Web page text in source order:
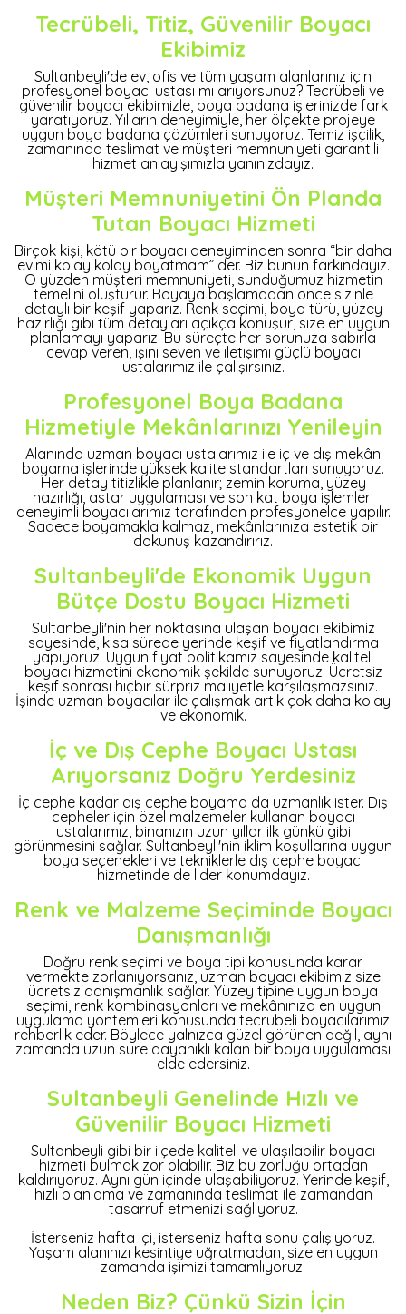
Tecrübeli, Titiz, Güvenilir Boyacı
Ekibimiz
Sultanbeyli'de ev, ofis ve tüm yaşam alanlarınız için
profesyonel boyacı ustası mı arıyorsunuz? Tecrübeli ve
güvenilir boyacı ekibimizle, boya badana işlerinizde fark
yaratıyoruz. Yılların deneyimiyle, her ölçekte projeye
uygun boya badana çözümleri sunuyoruz. Temiz işçilik,
zamanında teslimat ve müşteri memnuniyeti garantili
hizmet anlayışımızla yanınızdayız.
Müşteri Memnuniyetini Ön Planda
Tutan Boyacı Hizmeti
Birçok kişi, kötü bir boyacı deneyiminden sonra “bir daha
evimi kolay kolay boyatmam” der. Biz bunun farkındayız.
O yüzden müşteri memnuniyeti, sunduğumuz hizmetin
temelini oluşturur. Boyaya başlamadan önce sizinle
detaylı bir keşif yaparız. Renk seçimi, boya türü, yüzey
hazırlığı gibi tüm detayları açıkça konuşur, size en uygun
planlamayı yaparız. Bu süreçte her sorunuza sabırla
cevap veren, işini seven ve iletişimi güçlü boyacı
ustalarımız ile çalışırsınız.
Profesyonel Boya Badana
Hizmetiyle Mekânlarınızı Yenileyin
Alanında uzman boyacı ustalarımız ile iç ve dış mekân
boyama işlerinde yüksek kalite standartları sunuyoruz.
Her detay titizlikle planlanır; zemin koruma, yüzey
hazırlığı, astar uygulaması ve son kat boya işlemleri
deneyimli boyacılarımız tarafından profesyonelce yapılır.
Sadece boyamakla kalmaz, mekânlarınıza estetik bir
dokunuş kazandırırız.
Sultanbeyli'de Ekonomik Uygun
Bütçe Dostu Boyacı Hizmeti
Sultanbeyli'nin her noktasına ulaşan boyacı ekibimiz
sayesinde, kısa sürede yerinde keşif ve fiyatlandırma
yapıyoruz. Uygun fiyat politikamız sayesinde kaliteli
boyacı hizmetini ekonomik şekilde sunuyoruz. Ücretsiz
keşif sonrası hiçbir sürpriz maliyetle karşılaşmazsınız.
İşinde uzman boyacılar ile çalışmak artık çok daha kolay
ve ekonomik.
İç ve Dış Cephe Boyacı Ustası
Arıyorsanız Doğru Yerdesiniz
İç cephe kadar dış cephe boyama da uzmanlık ister. Dış
cepheler için özel malzemeler kullanan boyacı
ustalarımız, binanızın uzun yıllar ilk günkü gibi
görünmesini sağlar. Sultanbeyli'nin iklim koşullarına uygun
boya seçenekleri ve tekniklerle dış cephe boyacı
hizmetinde de lider konumdayız.
Renk ve Malzeme Seçiminde Boyacı
Danışmanlığı
Doğru renk seçimi ve boya tipi konusunda karar
vermekte zorlanıyorsanız, uzman boyacı ekibimiz size
ücretsiz danışmanlık sağlar. Yüzey tipine uygun boya
seçimi, renk kombinasyonları ve mekânınıza en uygun
uygulama yöntemleri konusunda tecrübeli boyacılarımız
rehberlik eder. Böylece yalnızca güzel görünen değil, aynı
zamanda uzun süre dayanıklı kalan bir boya uygulaması
elde edersiniz.
Sultanbeyli Genelinde Hızlı ve
Güvenilir Boyacı Hizmeti
Sultanbeyli gibi bir ilçede kaliteli ve ulaşılabilir boyacı
hizmeti bulmak zor olabilir. Biz bu zorluğu ortadan
kaldırıyoruz. Aynı gün içinde ulaşabiliyoruz. Yerinde keşif,
hızlı planlama ve zamanında teslimat ile zamandan
tasarruf etmenizi sağlıyoruz.
İsterseniz hafta içi, isterseniz hafta sonu çalışıyoruz.
Yaşam alanınızı kesintiye uğratmadan, size en uygun
zamanda işimizi tamamlıyoruz.
Neden Biz? Çünkü Sizin İçin